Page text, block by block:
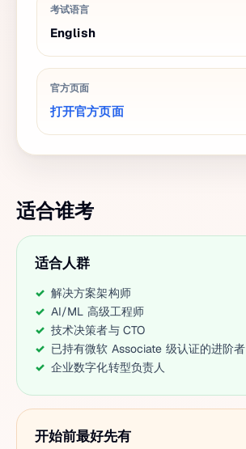
考试语言
English
官方页面
打开官方页面
适合谁考
适合人群
解决方案架构师
AI/ML 高级工程师
技术决策者与 CTO
已持有微软 Associate 级认证的进阶者
企业数字化转型负责人
开始前最好先有